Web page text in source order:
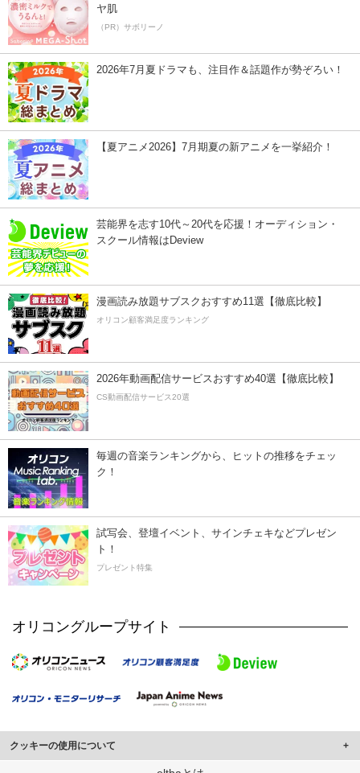
ヤ肌
（PR）サボリーノ
2026年7月夏ドラマも、注目作＆話題作が勢ぞろい！
【夏アニメ2026】7月期夏の新アニメを一挙紹介！
芸能界を志す10代～20代を応援！オーディション・
スクール情報はDeview
漫画読み放題サブスクおすすめ11選【徹底比較】
オリコン顧客満足度ランキング
2026年動画配信サービスおすすめ40選【徹底比較】
CS動画配信サービス20選
毎週の音楽ランキングから、ヒットの推移をチェッ
ク！
試写会、登壇イベント、サインチェキなどプレゼン
ト！
プレゼント特集
オリコングループサイト
クッキーの使用について